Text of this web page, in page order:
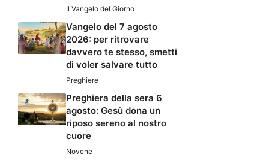
Il Vangelo del Giorno
Vangelo del 7 agosto
2026: per ritrovare
davvero te stesso, smetti
di voler salvare tutto
Preghiere
Preghiera della sera 6
agosto: Gesù dona un
riposo sereno al nostro
cuore
Novene